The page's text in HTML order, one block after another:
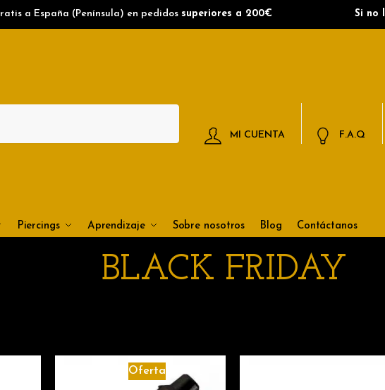
a España (Península) en pedidos superiores a 200€ Si no
MI CUENTA F.A.Q
Piercings Aprendizaje Sobre nosotros Blog Contáctanos
BLACK FRIDAY
Oferta